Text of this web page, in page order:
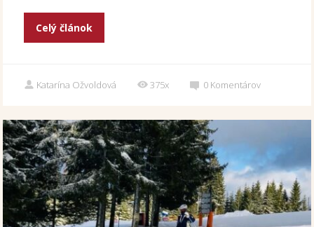
Celý článok
Katarína Ožvoldová 375x 0 Komentárov